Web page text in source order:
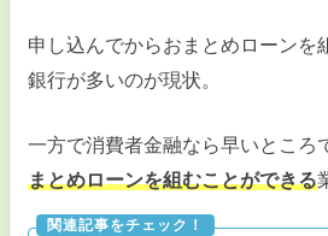
申し込んでからおまとめローンを
銀行が多いのが現状。
一方で消費者金融なら早いところ
まとめローンを組むことができる